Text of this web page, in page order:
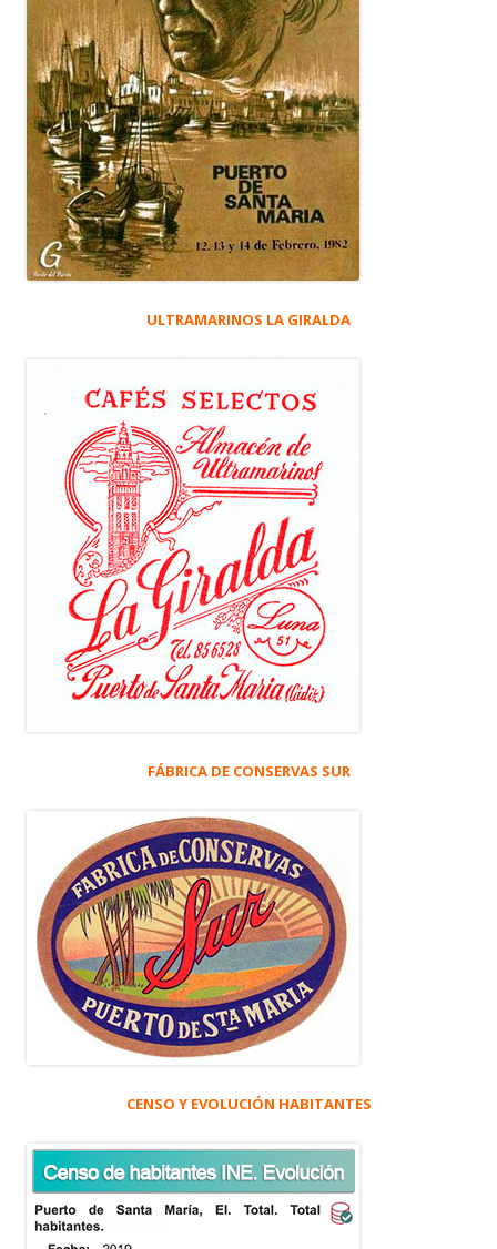
ULTRAMARINOS LA GIRALDA
FÁBRICA DE CONSERVAS SUR
CENSO Y EVOLUCIÓN HABITANTES